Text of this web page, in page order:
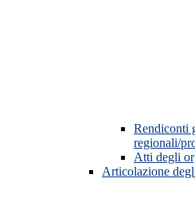
Rendiconti
regionali/
Atti degli
Articolazione